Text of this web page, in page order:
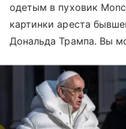
одетым в пуховик
картинки ареста
Дональда Трампа. Вы